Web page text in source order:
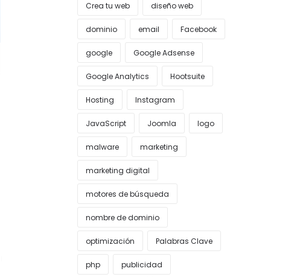
Crea tu web diseño web
dominio email Facebook
google Google Adsense
Google Analytics Hootsuite
Hosting Instagram
JavaScript Joomla logo
malware marketing
marketing digital
motores de búsqueda
nombre de dominio
optimización Palabras Clave
php publicidad